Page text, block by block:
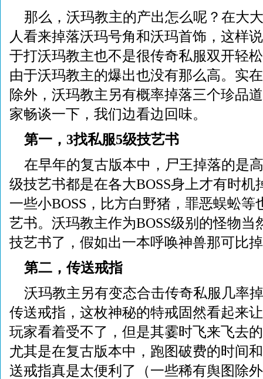
那么，沃玛教主的产出怎么呢？在大
人看来掉落沃玛号角和沃玛首饰，这样
于打沃玛教主也不是很传奇私服双开轻
由于沃玛教主的爆出也没有那么高。实
除外，沃玛教主另有概率掉落三个珍品
家畅谈一下，我们边看边回味。
第一，3找私服5级技艺书
在早年的复古版本中，尸王掉落的是
级技艺书都是在各大BOSS身上才有时机
一些小BOSS，比方白野猪，罪恶蜈蚣等
艺书。沃玛教主作为BOSS级别的怪物当
技艺书了，假如出一本呼唤神兽那可比
第二，传送戒指
沃玛教主另有变态合击传奇私服几率
传送戒指，这枚神秘的特戒固然看起来
玩家看着受不了，但是其霎时飞来飞去
尤其是在复古版本中，跑图破费的时间
送戒指真是太便利了（一些稀有舆图除